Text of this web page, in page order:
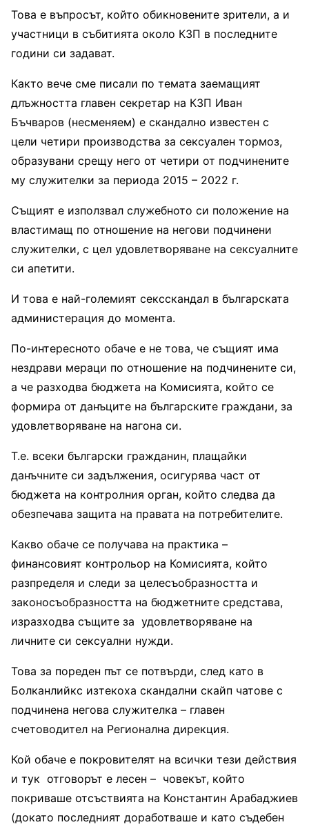
Това е въпросът, който обикновените зрители, а и
участници в събитията около КЗП в последните
години си задават.
Както вече сме писали по темата заемащият
длъжността главен секретар на КЗП Иван
Бъчваров (несменяем) е скандално известен с
цели четири производства за сексуален тормоз,
образувани срещу него от четири от подчинените
му служителки за периода 2015 – 2022 г.
Същият е използвал служебното си положение на
властимащ по отношение на негови подчинени
служителки, с цел удовлетворяване на сексуалните
си апетити.
И това е най-големият сексскандал в българската
администерация до момента.
По-интересното обаче е не това, че същият има
нездрави мераци по отношение на подчинените си,
а че разходва бюджета на Комисията, който се
формира от данъците на българските граждани, за
удовлетворяване на нагона си.
Т.е. всеки български гражданин, плащайки
данъчните си задължения, осигурява част от
бюджета на контролния орган, който следва да
обезпечава защита на правата на потребителите.
Какво обаче се получава на практика –
финансовият контрольор на Комисията, който
разпределя и следи за целесъобразността и
законосъобразността на бюджетните средстава,
изразходва същите за удовлетворяване на
личните си сексуални нужди.
Това за пореден път се потвърди, след като в
Болканлийкс изтекоха скандални скайп чатове с
подчинена негова служителка – главен
счетоводител на Регионална дирекция.
Кой обаче е покровителят на всички тези действия
и тук отговорът е лесен – човекът, който
покриваше отсъствията на Константин Арабаджиев
(докато последният доработваше и като съдебен